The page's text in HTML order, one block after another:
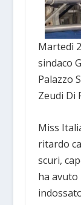
Martedì
sindaco
Palazzo
Zeudi Di
Miss
ritardo
scuri,
ha avuto